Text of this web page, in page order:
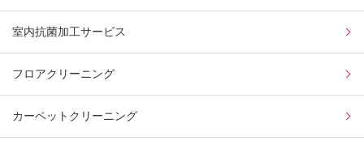
室内抗菌加工サービス
フロアクリーニング
カーペットクリーニング